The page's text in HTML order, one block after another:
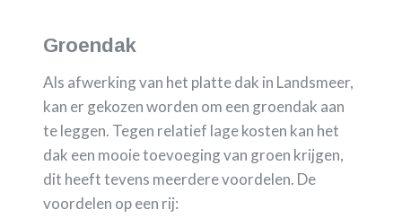
Groendak
Als afwerking van het platte dak in Landsmeer,
kan er gekozen worden om een groendak aan
te leggen. Tegen relatief lage kosten kan het
dak een mooie toevoeging van groen krijgen,
dit heeft tevens meerdere voordelen. De
voordelen op een rij: